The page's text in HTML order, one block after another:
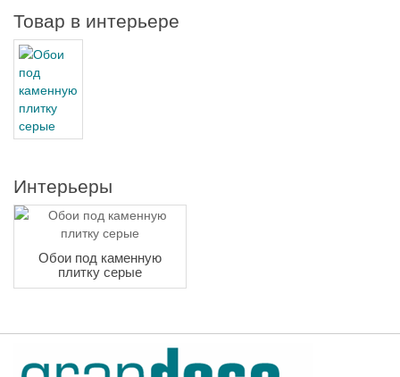
Товар в интерьере
Интерьеры
Обои под каменную
плитку серые